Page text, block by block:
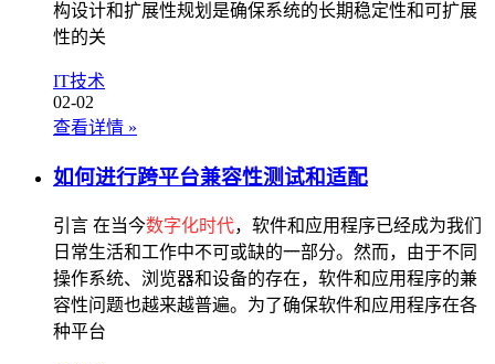
构设计和扩展性规划是确保系统的长期稳定性和可扩展
性的关
IT技术
02-02
查看详情 »
如何进行跨平台兼容性测试和适配
引言 在当今数字化时代，软件和应用程序已经成为我们
日常生活和工作中不可或缺的一部分。然而，由于不同
操作系统、浏览器和设备的存在，软件和应用程序的兼
容性问题也越来越普遍。为了确保软件和应用程序在各
种平台